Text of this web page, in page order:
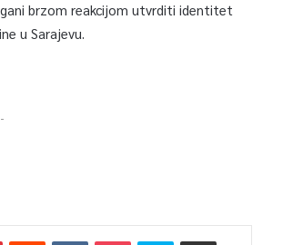
brzom reakcijom utvrditi identitet
u Sarajevu.